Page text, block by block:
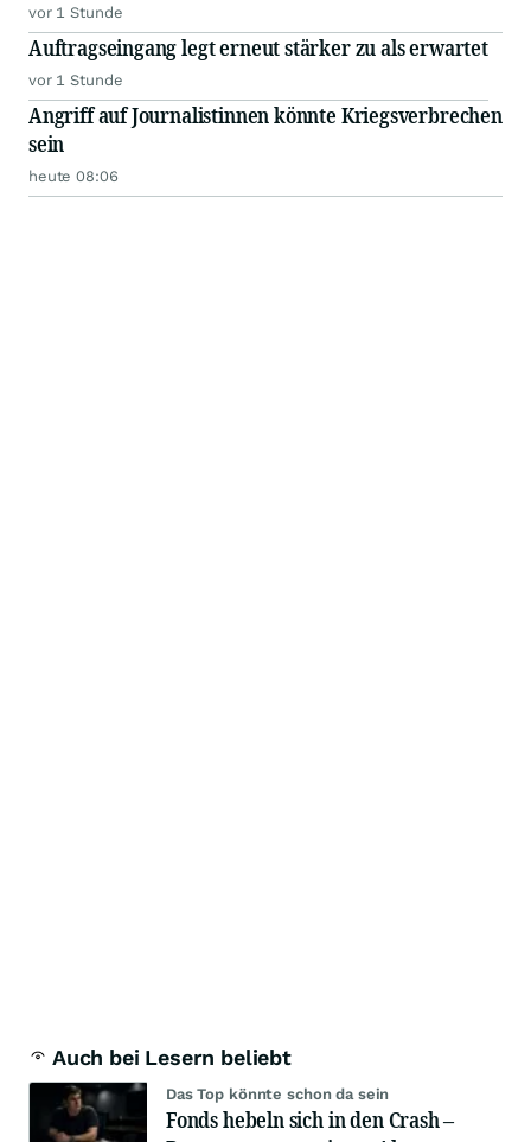
vor 1 Stunde
Auftragseingang legt erneut stärker zu als erwartet
vor 1 Stunde
Angriff auf Journalistinnen könnte Kriegsverbrechen
sein
heute 08:06
Auch bei Lesern beliebt
Das Top könnte schon da sein
Fonds hebeln sich in den Crash –